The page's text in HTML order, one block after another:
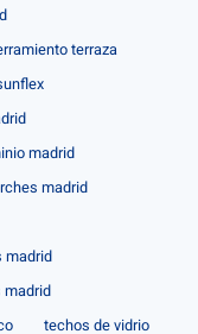
terraza
madrid
madrid
madrid
madrid
techos de vidrio